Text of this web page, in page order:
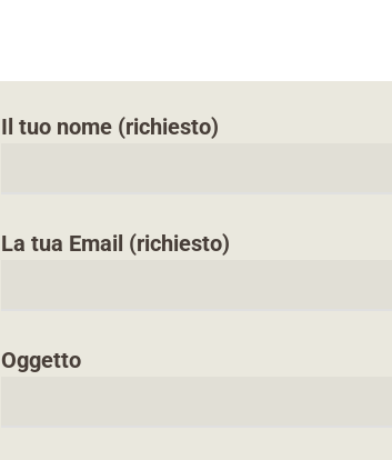
Il tuo nome (richiesto)
La tua Email (richiesto)
Oggetto